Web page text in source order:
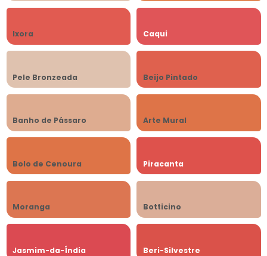
Ixora Caqui
Pele Bronzeada Beijo Pintado
Banho de Pássaro Arte Mural
Bolo de Cenoura Piracanta
Moranga Botticino
Jasmim-da-Índia Beri-Silvestre